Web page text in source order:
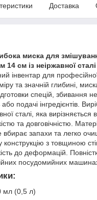
Доставка
миска для
14 см із неіржавної сталі
інвентар для
та значній глибині,
спецій, збивання
подачі інгредієнтів.
сталі, яка вирізняється
та довговічністю.
запахи та легко
конструкцію з товщиною
до деформацій.
посудомийних
мл (0,5 л)